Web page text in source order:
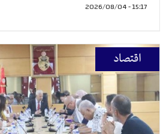
15:17 - 2026/08/04
اقتصاد